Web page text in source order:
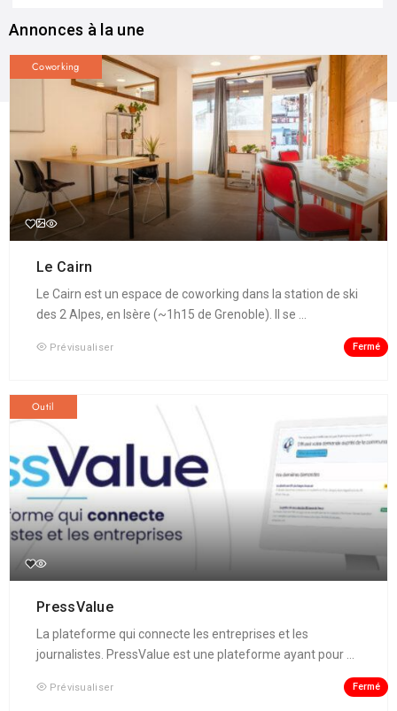
Annonces à la une
Coworking
Le Cairn
Le Cairn est un espace de coworking dans la station de ski
des 2 Alpes, en Isère (~1h15 de Grenoble). Il se ...
Prévisualiser Fermé
Outil
PressValue
La plateforme qui connecte les entreprises et les
journalistes. PressValue est une plateforme ayant pour ...
Prévisualiser Fermé